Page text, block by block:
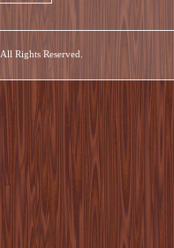
. All Rights Reserved.